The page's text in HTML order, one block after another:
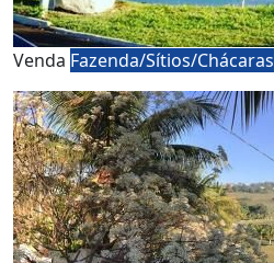
Venda Fazenda/Sítios/Chácaras